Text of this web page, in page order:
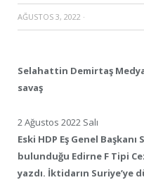
AĞUSTOS 3, 2022 ·
Selahattin Demirtaş
savaş
2 Ağustos 2022 Salı
Eski HDP Eş Genel
bulunduğu Edirne F Tipi
yazdı. İktidarın Suriye’ye